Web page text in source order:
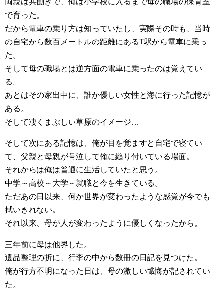
両親は共働きで、俺は小学校に入るまで母の職場の保育室
で育った。
だから電車の乗り方は知っていたし、実際その時も、当時
の自宅から数百メートルの距離にあるT駅から電車に乗っ
た。
そして母の職場とは逆方面の電車に乗ったのは覚えてい
る。
あとはその家出中に、誰か優しい女性と海に行った記憶が
ある。
そして凄くまぶしい草原のイメージ…
そして次にある記憶は、俺が目を覚ますと自宅で寝てい
て、父親と母親が号泣して俺に縋り付いている場面。
それからは俺は普通に生活していたと思う。
中学～高校～大学～就職と今を生きている。
ただあの日以来、何か世界が変わったような感覚が今でも
拭いきれない。
それ以来、母が人が変わったように優しくなったから。
三年前に母は他界した。
遺品整理の折に、行李の中から数冊の日記を見つけた。
俺が行方不明になった日は、母の激しい懺悔が記されてい
た。